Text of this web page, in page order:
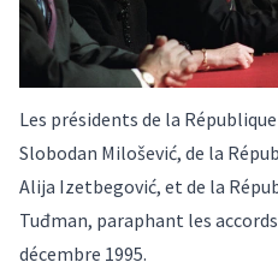
Les présidents de la
Slobodan Milošević, de la
Alija Izetbegović, et de la
Tuđman, paraphant les
décembre 1995.